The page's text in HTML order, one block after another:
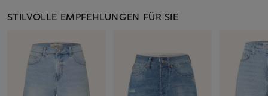
STILVOLLE EMPFEHLUNGEN FÜR SIE